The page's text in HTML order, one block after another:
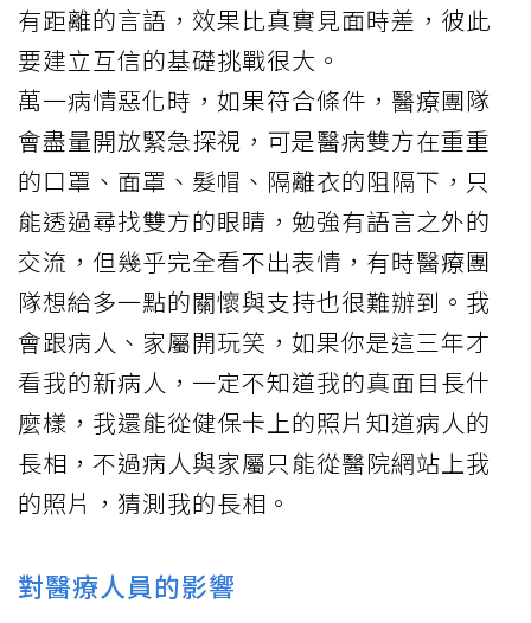
有距離的言語，效果比真實見面時差，彼此
要建立互信的基礎挑戰很大。
萬一病情惡化時，如果符合條件，醫療團隊
會盡量開放緊急探視，可是醫病雙方在重重
的口罩、面罩、髮帽、隔離衣的阻隔下，只
能透過尋找雙方的眼睛，勉強有語言之外的
交流，但幾乎完全看不出表情，有時醫療團
隊想給多一點的關懷與支持也很難辦到。我
會跟病人、家屬開玩笑，如果你是這三年才
看我的新病人，一定不知道我的真面目長什
麼樣，我還能從健保卡上的照片知道病人的
長相，不過病人與家屬只能從醫院網站上我
的照片，猜測我的長相。
對醫療人員的影響